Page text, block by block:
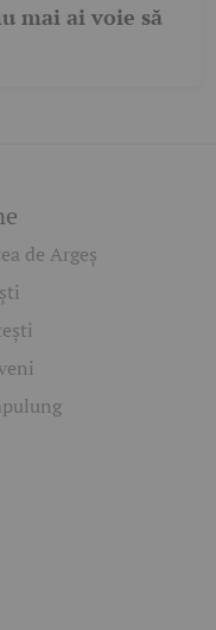
mai ai voie să
de Argeș